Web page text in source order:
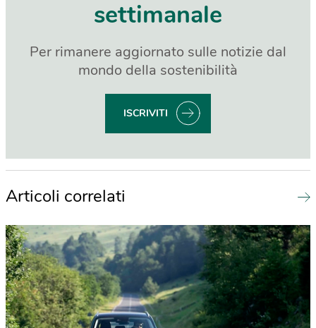
settimanale
Per rimanere aggiornato sulle notizie dal
mondo della sostenibilità
ISCRIVITI
Articoli correlati